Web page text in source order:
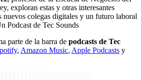
exploran estas y otras interesantes
nuevos colegas digitales y un futuro laboral
Podcast de Tec Sounds
parte de la barra de podcasts de Tec
, Amazon Music, Apple Podcasts y